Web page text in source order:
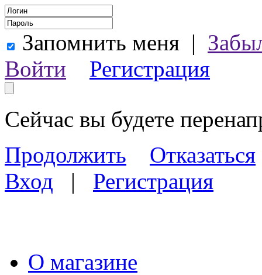
Запомнить меня |
Войти
Регистрация
Сейчас вы будете
Продолжить
Отказаться
Вход | Регистрация
О магазине